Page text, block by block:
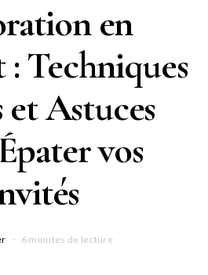
en
Techniques
et Astuces
vos
6 minutes de lecture